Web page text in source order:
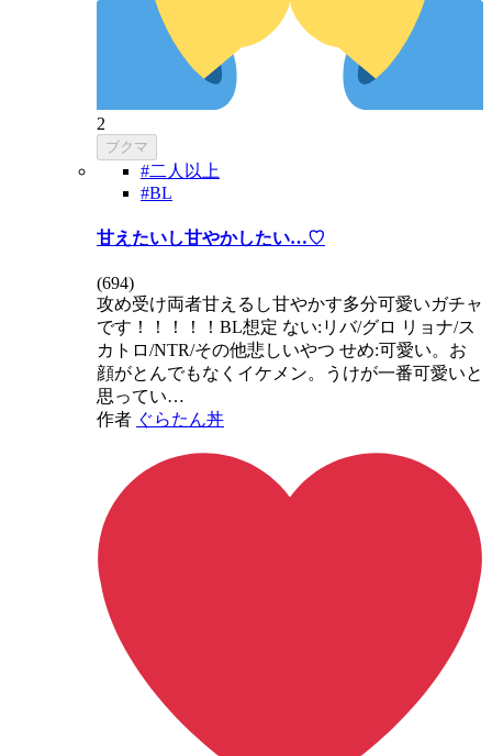
2
ブクマ
#二人以上
#BL
甘えたいし甘やかしたい…♡
(694)
攻め受け両者甘えるし甘やかす多分可愛いガチャ
です！！！！！BL想定 ない:リバ/グロ リョナ/ス
カトロ/NTR/その他悲しいやつ せめ:可愛い。お
顔がとんでもなくイケメン。うけが一番可愛いと
思ってい…
作者 ぐらたん丼